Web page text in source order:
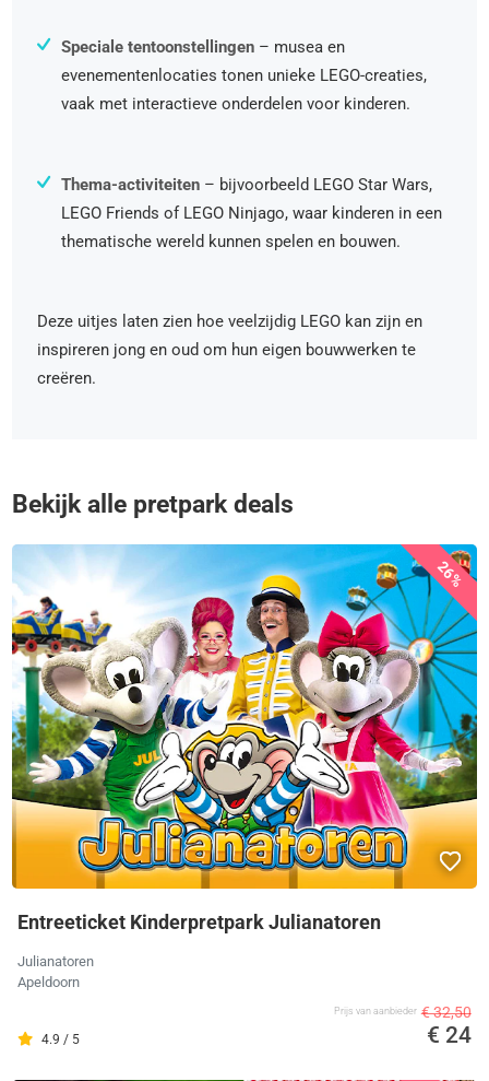
Speciale tentoonstellingen – musea en
evenementenlocaties tonen unieke LEGO-creaties,
vaak met interactieve onderdelen voor kinderen.
Thema-activiteiten – bijvoorbeeld LEGO Star Wars,
LEGO Friends of LEGO Ninjago, waar kinderen in een
thematische wereld kunnen spelen en bouwen.
Deze uitjes laten zien hoe veelzijdig LEGO kan zijn en
inspireren jong en oud om hun eigen bouwwerken te
creëren.
Bekijk alle pretpark deals
26%
Entreeticket Kinderpretpark Julianatoren
Julianatoren
Apeldoorn
4.9 / 5
Prijs van aanbieder € 32,50
€ 24